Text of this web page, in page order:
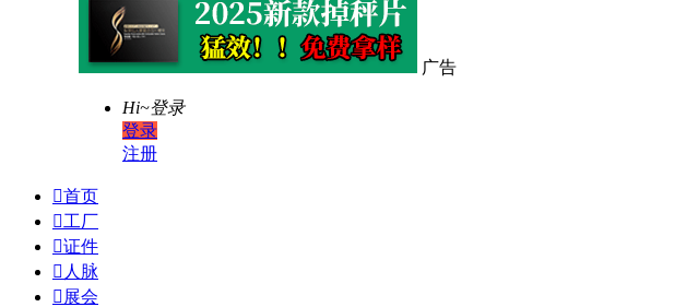
广告
Hi~登录
登录
注册
首页
工厂
证件
 人脉
 展会